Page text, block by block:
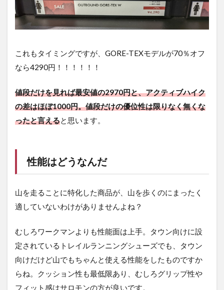
これもタイミングですが、GORE-TEXモデルが70％オフ
なら4290円！！！！！！
値段だけを見れば最安値の2970円と、アクティブハイク
の差はほぼ1000円。値段だけの優位性は限りなく無くな
ったと言えると思います。
性能はどうなんだ
山を走ることに特化した商品が、山を歩くのにまったく
適していないわけがありませんよね？
むしろワークマンよりも性能面は上手。タウン向けに設
定されているトレイルランニングシューズでも、タウン
向けだけど山でもちゃんと使える性能をしたものですか
らね。クッション性も最低限あり、むしろグリップ性や
フィット感はサロモンの方が良いです。